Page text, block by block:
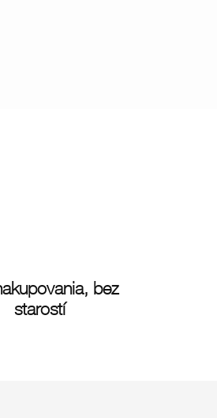
bez
starostí